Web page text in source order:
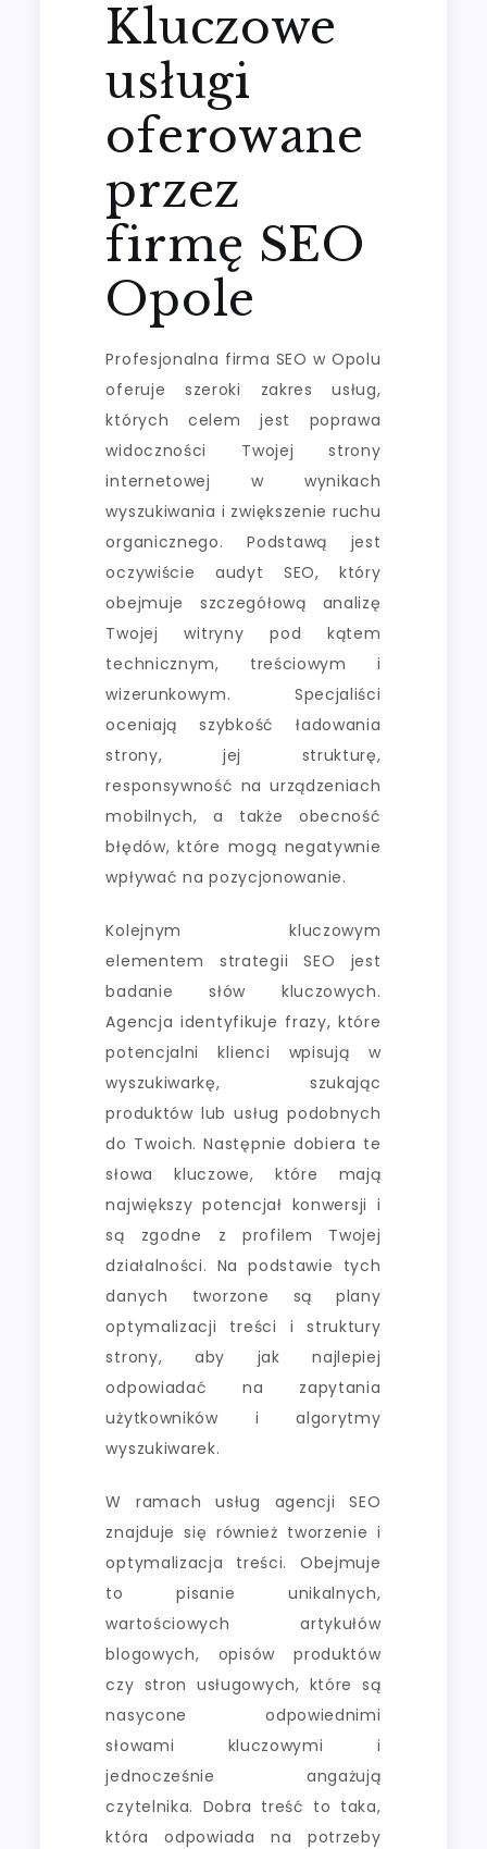
Kluczowe
usługi
oferowane
przez
firmę SEO
Opole
Profesjonalna firma SEO w Opolu
oferuje szeroki zakres usług,
których celem jest poprawa
widoczności Twojej strony
internetowej w wynikach
wyszukiwania i zwiększenie ruchu
organicznego. Podstawą jest
oczywiście audyt SEO, który
obejmuje szczegółową analizę
Twojej witryny pod kątem
technicznym, treściowym i
wizerunkowym. Specjaliści
oceniają szybkość ładowania
strony, jej strukturę,
responsywność na urządzeniach
mobilnych, a także obecność
błędów, które mogą negatywnie
wpływać na pozycjonowanie.
Kolejnym kluczowym
elementem strategii SEO jest
badanie słów kluczowych.
Agencja identyfikuje frazy, które
potencjalni klienci wpisują w
wyszukiwarkę, szukając
produktów lub usług podobnych
do Twoich. Następnie dobiera te
słowa kluczowe, które mają
największy potencjał konwersji i
są zgodne z profilem Twojej
działalności. Na podstawie tych
danych tworzone są plany
optymalizacji treści i struktury
strony, aby jak najlepiej
odpowiadać na zapytania
użytkowników i algorytmy
wyszukiwarek.
W ramach usług agencji SEO
znajduje się również tworzenie i
optymalizacja treści. Obejmuje
to pisanie unikalnych,
wartościowych artykułów
blogowych, opisów produktów
czy stron usługowych, które są
nasycone odpowiednimi
słowami kluczowymi i
jednocześnie angażują
czytelnika. Dobra treść to taka,
która odpowiada na potrzeby